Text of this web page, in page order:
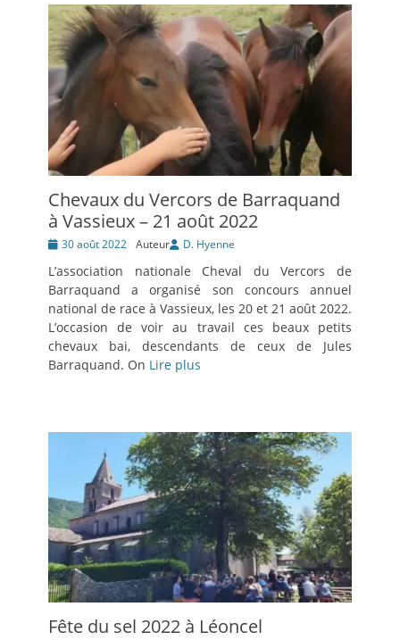
Chevaux du Vercors de Barraquand
à Vassieux – 21 août 2022
Posté30 août 2022 Auteur D. Hyenne
L’association nationale Cheval du Vercors de
Barraquand a organisé son concours annuel
national de race à Vassieux, les 20 et 21 août 2022.
L’occasion de voir au travail ces beaux petits
chevaux bai, descendants de ceux de Jules
Barraquand. On Lire plus
Fête du sel 2022 à Léoncel